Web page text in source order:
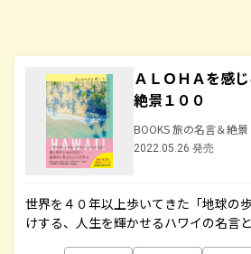
ＡＬＯＨＡを感
絶景１００
BOOKS 旅の名言＆絶景
2022.05.26 発売
世界を４０年以上歩いてきた「地球の
けする、人生を輝かせるハワイの名言